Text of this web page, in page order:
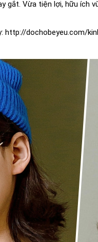
gắt. Vừa tiện lợi, hữu
http://dochobeyeu.com/